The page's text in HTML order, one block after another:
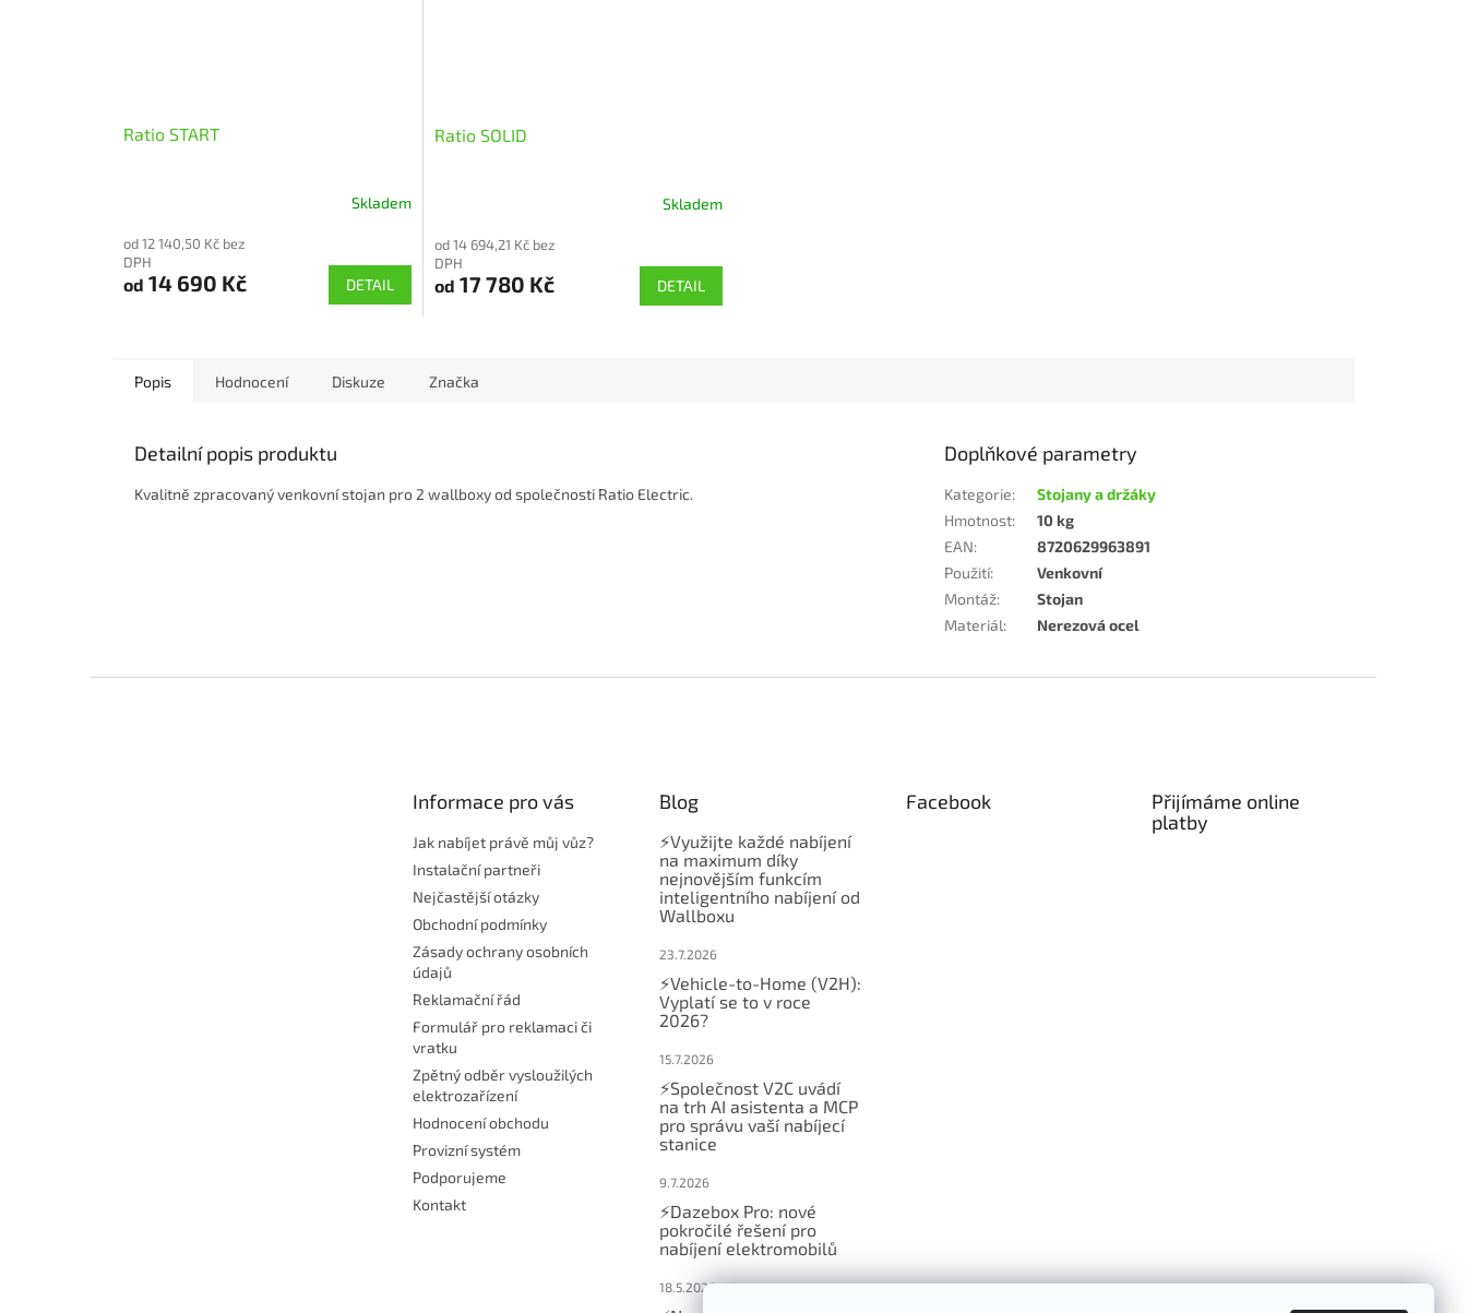
Ratio START
Skladem
od 12 140,50 Kč bez
DPH
od 14 690 Kč DETAIL
Ratio SOLID
produktu
je
5,0
Skladem
od 14 694,21 Kč bez
DPH
od 17 780 Kč DETAIL
Popis Hodnocení Diskuze Značka
Detailní popis produktu
Kvalitně zpracovaný venkovní stojan pro 2 wallboxy od společnosti Ratio Electric.
Doplňkové parametry
Kategorie:
Stojany a držáky
Hmotnost:
10 kg
EAN:
8720629963891
Použití:
Venkovní
Montáž:
Stojan
Materiál: Nerezová ocel
Informace pro vás
Jak nabíjet právě můj vůz?
Instalační partneři
Nejčastější otázky
Obchodní podmínky
Zásady ochrany osobních
údajů
Reklamační řád
Formulář pro reklamaci či
vratku
Zpětný odběr vysloužilých
elektrozařízení
Hodnocení obchodu
Provizní systém
Podporujeme
Kontakt
Blog
⚡Využijte každé nabíjení
na maximum díky
nejnovějším funkcím
inteligentního nabíjení od
Wallboxu
23.7.2026
⚡Vehicle-to-Home (V2H):
Vyplatí se to v roce
2026?
15.7.2026
⚡Společnost V2C uvádí
na trh AI asistenta a MCP
pro správu vaší nabíjecí
stanice
9.7.2026
⚡Dazebox Pro: nové
pokročilé řešení pro
nabíjení elektromobilů
18.5.2026
Facebook
Přijímáme online
platby